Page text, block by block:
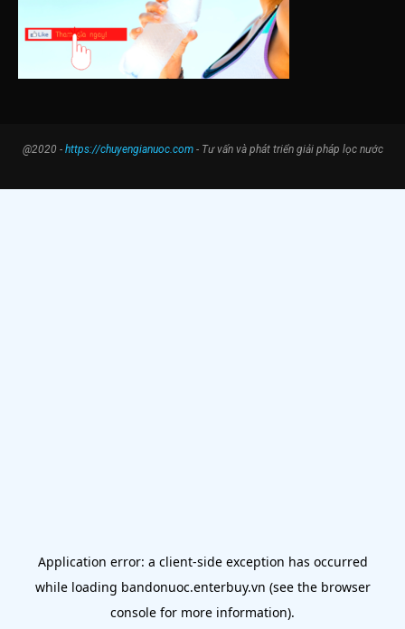
@2020 - https://chuyengianuoc.com- Tư vấn và phát triển giải pháp lọc nước